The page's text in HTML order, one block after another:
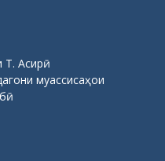
Т. Асирӣ
муассисаҳои